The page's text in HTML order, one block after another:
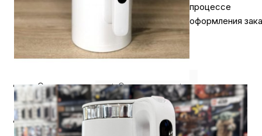
процессе
оформления
Описание ⭐️ Отзывы о нас ⭐️
Где купить Оплата Доставка